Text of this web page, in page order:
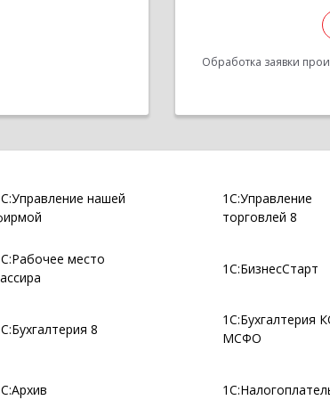
Обработка заявки
нашей
1С:Управление
торговлей 8
место
1С:БизнесСтарт
8
1С:Бухгалтерия
МСФО